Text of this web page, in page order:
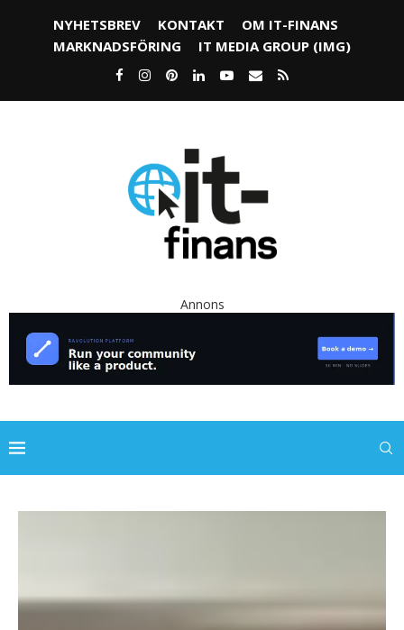
NYHETSBREV KONTAKT
OM IT-FINANS
MARKNADSFÖRING
IT MEDIA GROUP (IMG)
Annons